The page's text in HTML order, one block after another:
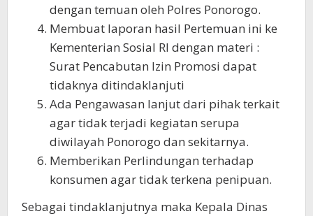
dengan temuan oleh Polres Ponorogo.
Membuat laporan hasil Pertemuan ini ke
Kementerian Sosial RI dengan materi :
Surat Pencabutan Izin Promosi dapat
tidaknya ditindaklanjuti
Ada Pengawasan lanjut dari pihak terkait
agar tidak terjadi kegiatan serupa
diwilayah Ponorogo dan sekitarnya.
Memberikan Perlindungan terhadap
konsumen agar tidak terkena penipuan.
Sebagai tindaklanjutnya maka Kepala Dinas